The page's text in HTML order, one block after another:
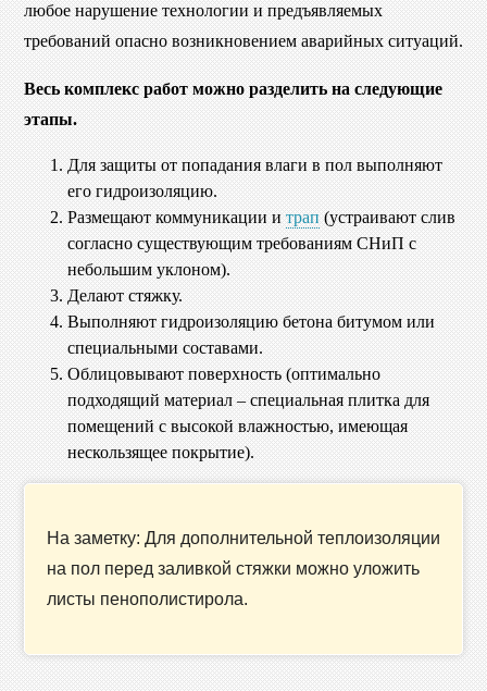
любое нарушение технологии и предъявляемых
требований опасно возникновением аварийных ситуаций.
Весь комплекс работ можно разделить на следующие
этапы.
Для защиты от попадания влаги в пол выполняют
его гидроизоляцию.
Размещают коммуникации и трап (устраивают слив
согласно существующим требованиям СНиП с
небольшим уклоном).
Делают стяжку.
Выполняют гидроизоляцию бетона битумом или
специальными составами.
Облицовывают поверхность (оптимально
подходящий материал – специальная плитка для
помещений с высокой влажностью, имеющая
нескользящее покрытие).
На заметку: Для дополнительной теплоизоляции
на пол перед заливкой стяжки можно уложить
листы пенополистирола.